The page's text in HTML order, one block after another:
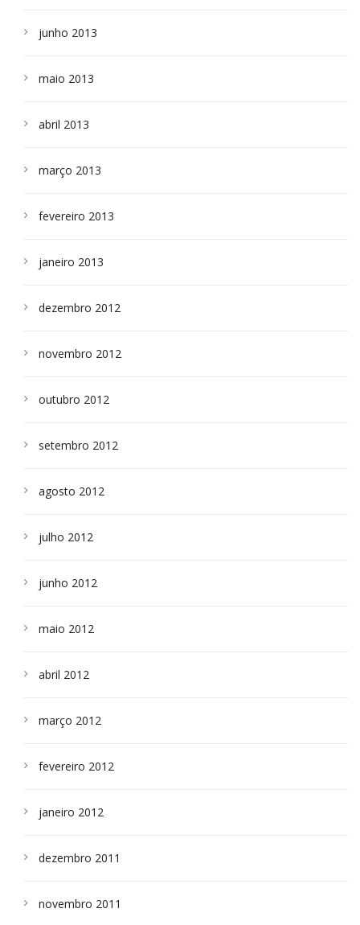
junho 2013
maio 2013
abril 2013
março 2013
fevereiro 2013
janeiro 2013
dezembro 2012
novembro 2012
outubro 2012
setembro 2012
agosto 2012
julho 2012
junho 2012
maio 2012
abril 2012
março 2012
fevereiro 2012
janeiro 2012
dezembro 2011
novembro 2011